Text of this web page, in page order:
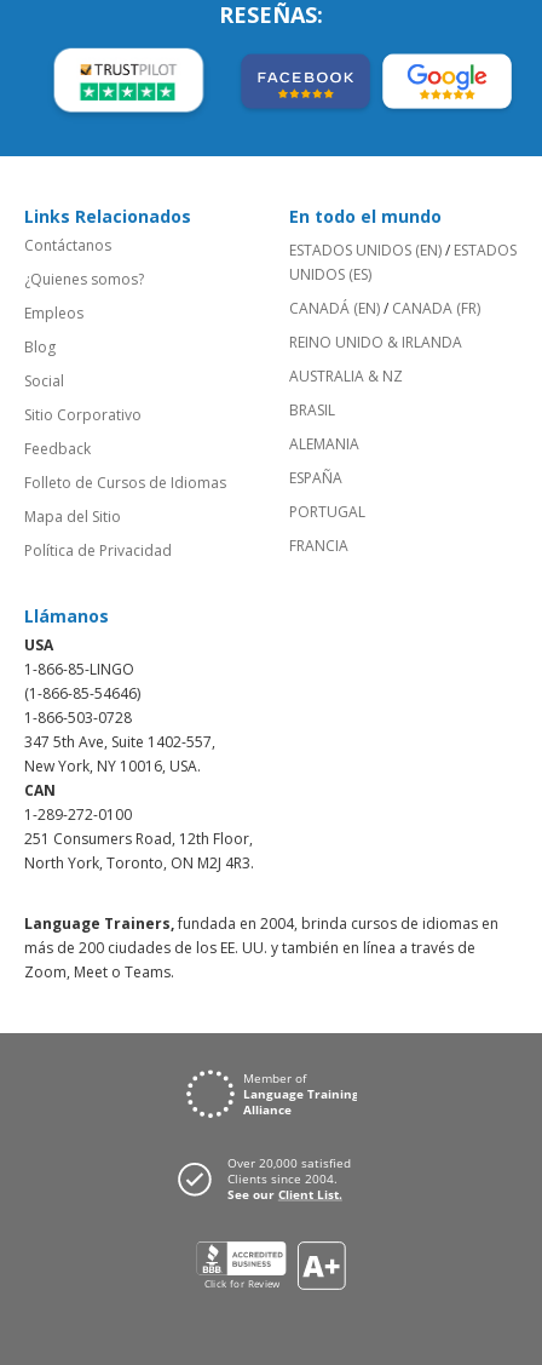
RESEÑAS:
Links Relacionados
Contáctanos
¿Quienes somos?
Empleos
Blog
Social
Sitio Corporativo
Feedback
Folleto de Cursos de Idiomas
Mapa del Sitio
Política de Privacidad
En todo el mundo
ESTADOS UNIDOS (EN)/ ESTADOS
UNIDOS (ES)
CANADÁ (EN)/ CANADA (FR)
REINO UNIDO & IRLANDA
AUSTRALIA & NZ
BRASIL
ALEMANIA
ESPAÑA
PORTUGAL
FRANCIA
Llámanos
USA
1-866-85-LINGO
(1-866-85-54646)
1-866-503-0728
347 5th Ave, Suite 1402-557,
New York, NY 10016, USA.
CAN
1-289-272-0100
251 Consumers Road, 12th Floor,
North York, Toronto, ON M2J 4R3.
Language Trainers,fundada en 2004, brinda cursos de idiomas en
más de 200 ciudades de los EE. UU. y también en línea a través de
Zoom, Meet o Teams.